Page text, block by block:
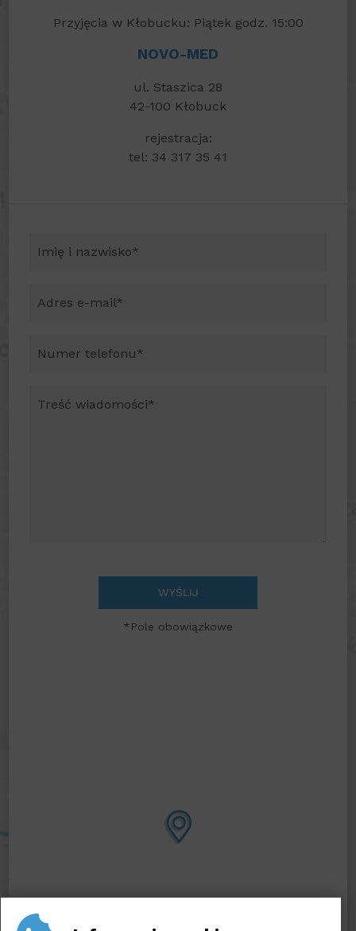
Przyjęcia w Kłobucku: Piątek godz. 15:00
NOVO-MED
ul. Staszica 28
42-100 Kłobuck
rejestracja:
tel: 34 317 35 41
WYŚLIJ
*Pole obowiązkowe